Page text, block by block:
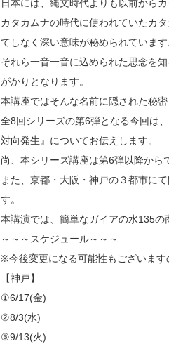
日本には、縄文時代よりも以前から
カタカムナの時代に使われていたカ
てしなく深い意味が秘められています
それら一音一音に込められた思念を
がかりとなります。
本講座ではそんな名前に隠された秘
全8回シリーズの第6弾となる今回は
対向発生』についてお伝えします。
尚、本シリーズ講座は第6弾以降から
また、京都・大阪・神戸の３都市に
す。
本講演では、簡単なガイアの水135の
～～～スケジュール～～～
※今後変更になる可能性もございます
【神戸】
①6/17(金)
②8/3(水)
③9/13(火)